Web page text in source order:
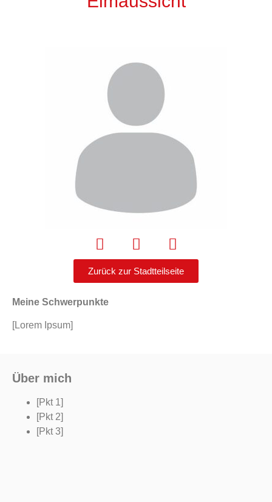
Zurück zur Stadtteilseite
Meine Schwerpunkte
[Lorem Ipsum]
Über mich
[Pkt 1]
[Pkt 2]
[Pkt 3]